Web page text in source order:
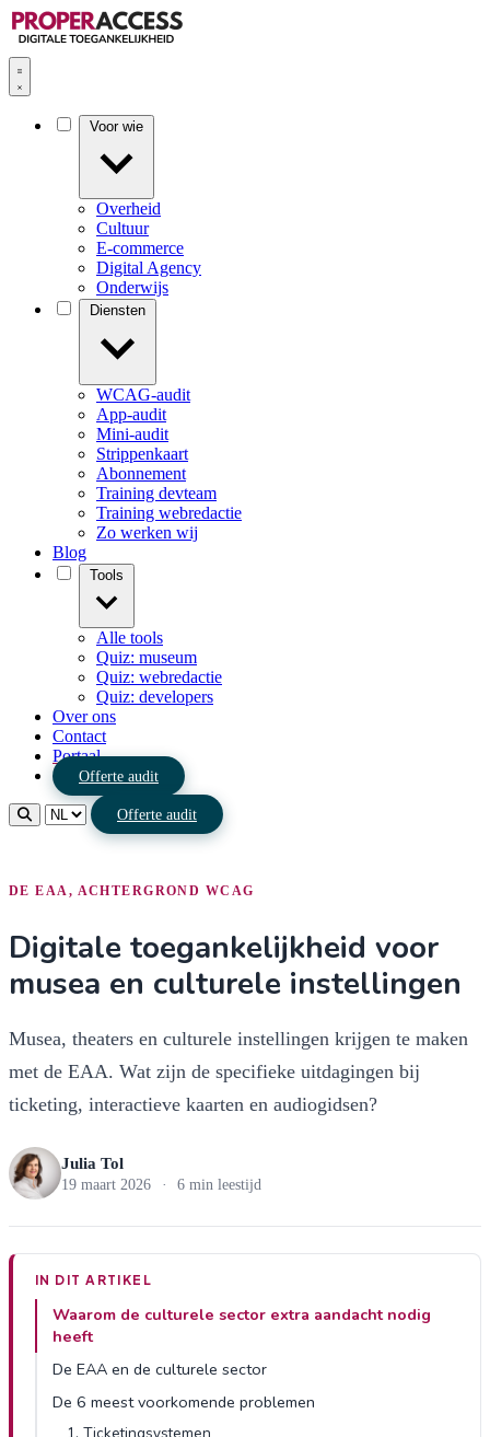
Overheid
Cultuur
E-commerce
Digital Agency
Onderwijs
WCAG-audit
App-audit
Mini-audit
Strippenkaart
Abonnement
Training devteam
Training webredactie
Zo werken wij
Blog
Alle tools
Quiz: museum
Quiz: webredactie
Quiz: developers
Over ons
Contact
Portaal
Offerte audit
Offerte audit
DE EAA, ACHTERGROND WCAG
Digitale toegankelijkheid voor
musea en culturele instellingen
Musea, theaters en culturele instellingen krijgen te maken
met de EAA. Wat zijn de specifieke uitdagingen bij
ticketing, interactieve kaarten en audiogidsen?
Julia Tol
19 maart 2026 · 6 min leestijd
IN DIT ARTIKEL
Waarom de culturele sector extra aandacht nodig
heeft
De EAA en de culturele sector
De 6 meest voorkomende problemen